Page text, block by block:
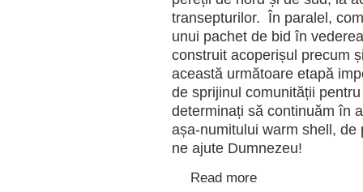
transepturilor. În paralel,
unui pachet de bid în
construit acoperișul precum
această următoare etapă
de sprijinul comunității
determinați să continuăm în
așa-numitului warm shell,
ne ajute Dumnezeu!
Read more